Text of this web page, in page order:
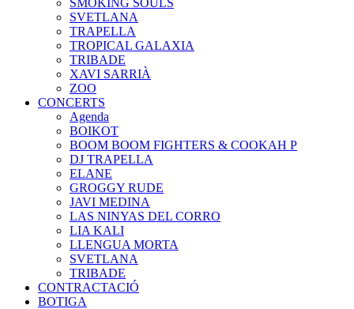
SMOKING SOULS
SVETLANA
TRAPELLA
TROPICAL GALAXIA
TRIBADE
XAVI SARRIÀ
ZOO
CONCERTS
Agenda
BOIKOT
BOOM BOOM FIGHTERS & COOKAH P
DJ TRAPELLA
ELANE
GROGGY RUDE
JAVI MEDINA
LAS NINYAS DEL CORRO
LIA KALI
LLENGUA MORTA
SVETLANA
TRIBADE
CONTRACTACIÓ
BOTIGA